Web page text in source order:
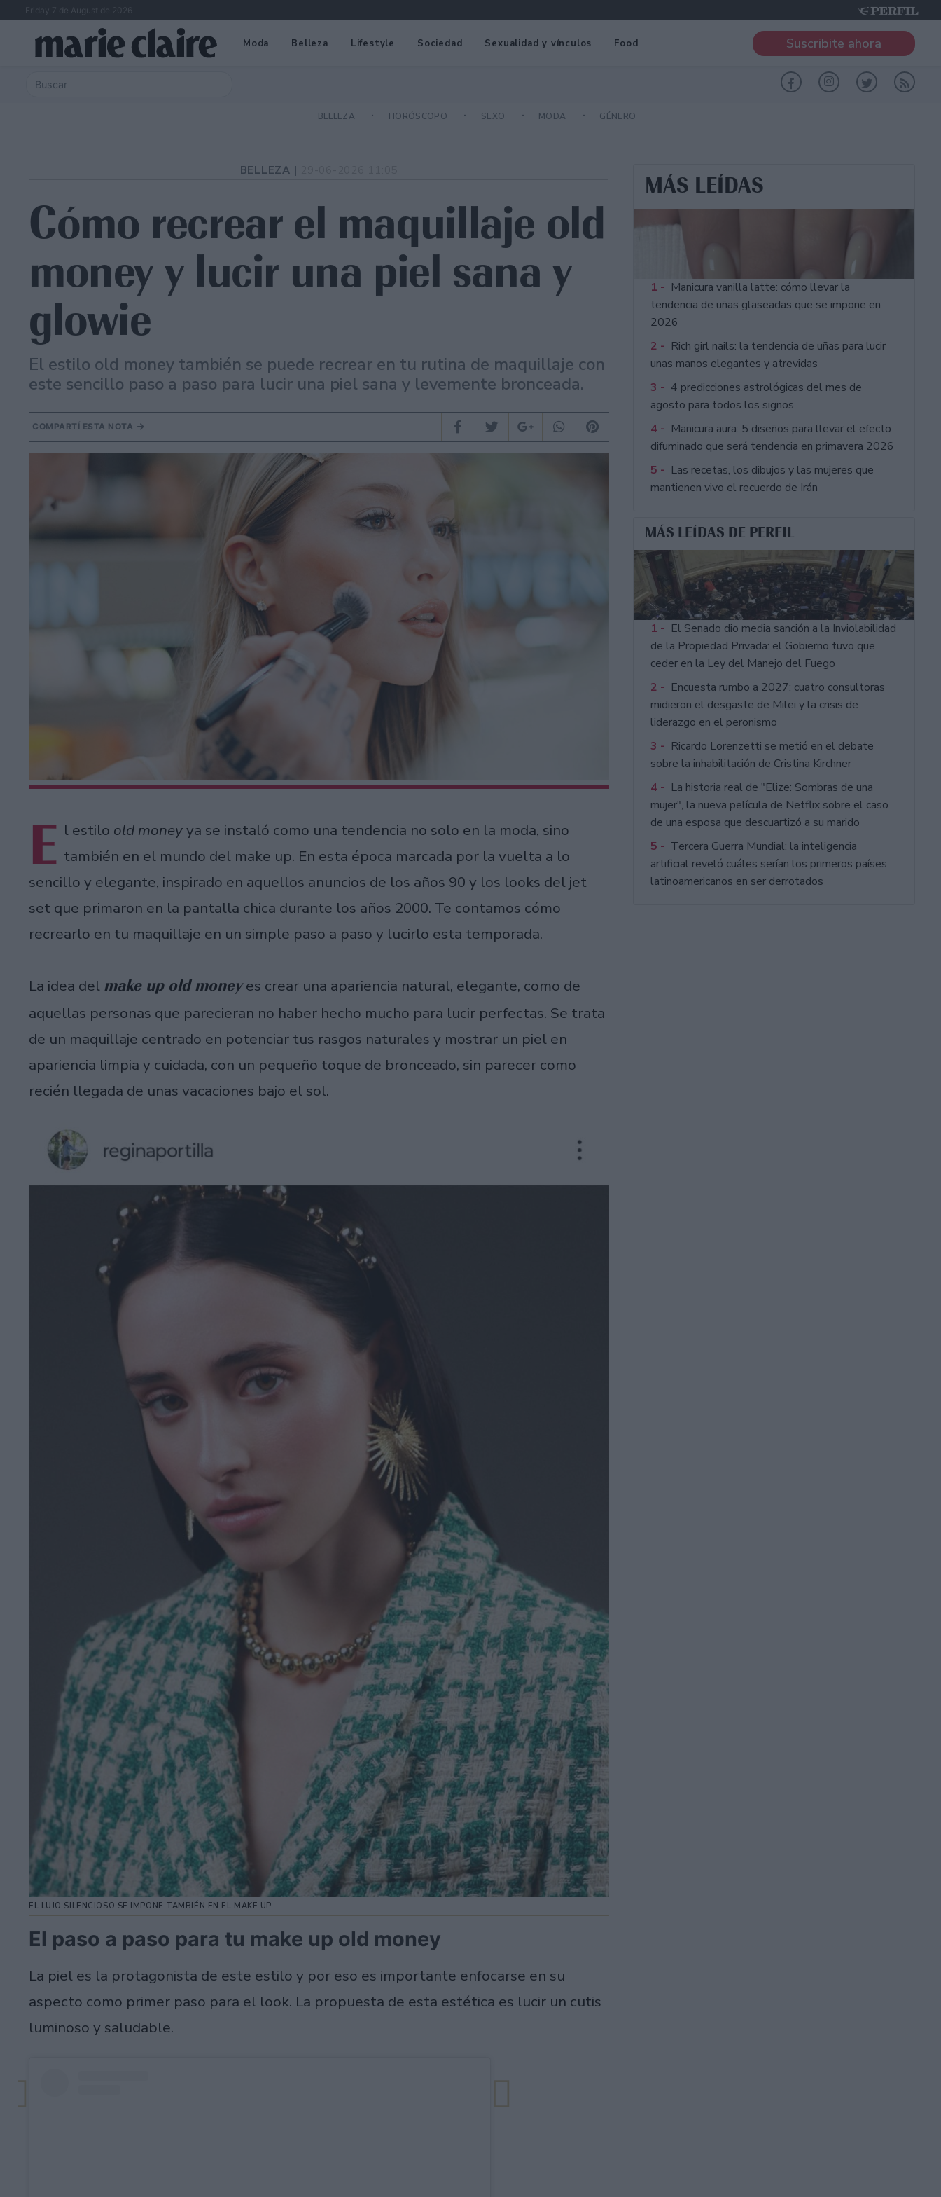
Friday 7 de August de 2026
Moda Belleza Lifestyle Sociedad Sexualidad y vínculos Food Suscribite ahora
BELLEZA HORÓSCOPO SEXO MODA GÉNERO
BELLEZA |
Cómo recrear el maquillaje old
money y lucir una piel sana y
glowie
El estilo old money también se puede recrear en tu rutina de maquillaje con
este sencillo paso a paso para lucir una piel sana y levemente bronceada.
COMPARTÍ ESTA NOTA
E l estilo old moneyya se instaló como una tendencia no solo en la moda, sino
también en el mundo del make up. En esta época marcada por la vuelta a lo
sencillo y elegante, inspirado en aquellos anuncios de los años 90 y los looks del jet
set que primaron en la pantalla chica durante los años 2000. Te contamos cómo
recrearlo en tu maquillaje en un simple paso a paso y lucirlo esta temporada.
La idea del make up old moneyes crear una apariencia natural, elegante, como de
aquellas personas que parecieran no haber hecho mucho para lucir perfectas. Se trata
de un maquillaje centrado en potenciar tus rasgos naturales y mostrar un piel en
apariencia limpia y cuidada, con un pequeño toque de bronceado, sin parecer como
recién llegada de unas vacaciones bajo el sol.
EL LUJO SILENCIOSO SE IMPONE TAMBIÉN EN EL MAKE UP
El paso a paso para tu make up old money
La piel es la protagonista de este estilo y por eso es importante enfocarse en su
aspecto como primer paso para el look. La propuesta de esta estética es lucir un cutis
luminoso y saludable.
MÁS LEÍDAS
1 - Manicura vanilla latte: cómo llevar la
tendencia de uñas glaseadas que se impone en
2026
2 - Rich girl nails: la tendencia de uñas para lucir
unas manos elegantes y atrevidas
3 - 4 predicciones astrológicas del mes de
agosto para todos los signos
4 - Manicura aura: 5 diseños para llevar el efecto
difuminado que será tendencia en primavera 2026
5 - Las recetas, los dibujos y las mujeres que
mantienen vivo el recuerdo de Irán
MÁS LEÍDAS DE PERFIL
1 - El Senado dio media sanción a la Inviolabilidad
de la Propiedad Privada: el Gobierno tuvo que
ceder en la Ley del Manejo del Fuego
2 - Encuesta rumbo a 2027: cuatro consultoras
midieron el desgaste de Milei y la crisis de
liderazgo en el peronismo
3 - Ricardo Lorenzetti se metió en el debate
sobre la inhabilitación de Cristina Kirchner
4 - La historia real de "Elize: Sombras de una
mujer", la nueva película de Netflix sobre el caso
de una esposa que descuartizó a su marido
5 - Tercera Guerra Mundial: la inteligencia
artificial reveló cuáles serían los primeros países
latinoamericanos en ser derrotados